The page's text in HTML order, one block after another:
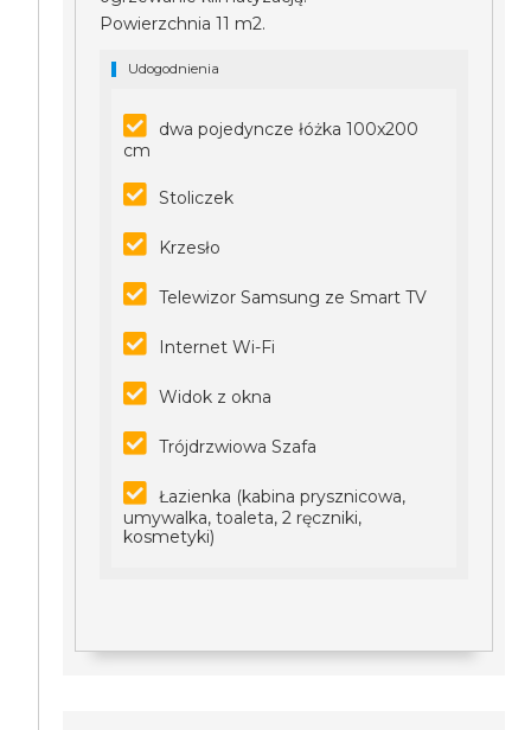
Powierzchnia 11 m2.
Udogodnienia
dwa pojedyncze łóżka 100x200
cm
Stoliczek
Krzesło
Telewizor Samsung ze Smart TV
Internet Wi-Fi
Widok z okna
Trójdrzwiowa Szafa
Łazienka (kabina prysznicowa,
umywalka, toaleta, 2 ręczniki,
kosmetyki)